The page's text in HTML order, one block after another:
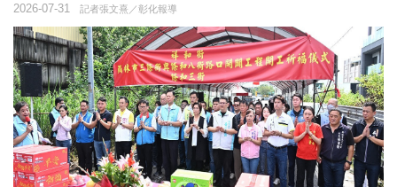
記者張文熹／彰化報導
2026-07-31